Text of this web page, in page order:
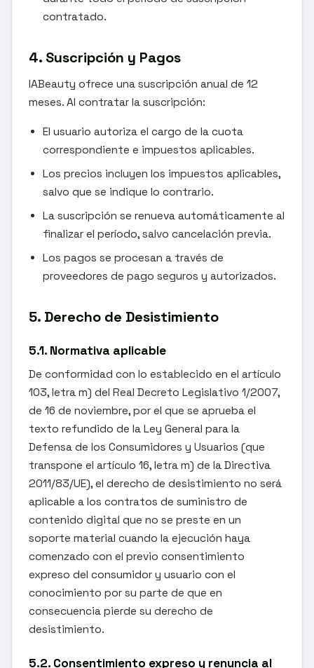
contratado.
4. Suscripción y Pagos
IABeauty ofrece una suscripción anual de 12
meses. Al contratar la suscripción:
El usuario autoriza el cargo de la cuota
correspondiente e impuestos aplicables.
Los precios incluyen los impuestos aplicables,
salvo que se indique lo contrario.
La suscripción se renueva automáticamente al
finalizar el período, salvo cancelación previa.
Los pagos se procesan a través de
proveedores de pago seguros y autorizados.
5. Derecho de Desistimiento
5.1. Normativa aplicable
De conformidad con lo establecido en el artículo
103, letra m) del Real Decreto Legislativo 1/2007,
de 16 de noviembre, por el que se aprueba el
texto refundido de la Ley General para la
Defensa de los Consumidores y Usuarios (que
transpone el artículo 16, letra m) de la Directiva
2011/83/UE), el derecho de desistimiento no será
aplicable a los contratos de suministro de
contenido digital que no se preste en un
soporte material cuando la ejecución haya
comenzado con el previo consentimiento
expreso del consumidor y usuario con el
conocimiento por su parte de que en
consecuencia pierde su derecho de
desistimiento.
5.2. Consentimiento expreso y renuncia al